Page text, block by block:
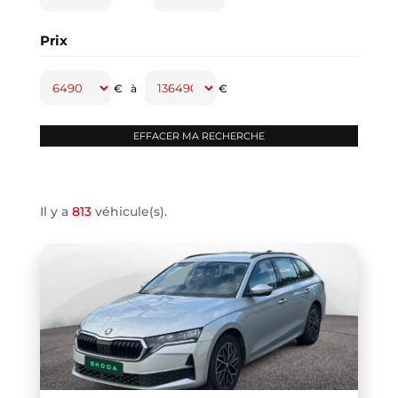
CLASSE A (1)
CLIO IV (1)
COMPASS
COOPER F67 (1)
COUPE R58 (1)
CRAFTER VAN (1)
DB11 COUPE (1)
Prix
€ à €
Il y a 813véhicule(s).